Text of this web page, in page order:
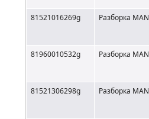
81521016269g Разборка MAN
81960010532g Разборка MAN
81521306298g Разборка MAN